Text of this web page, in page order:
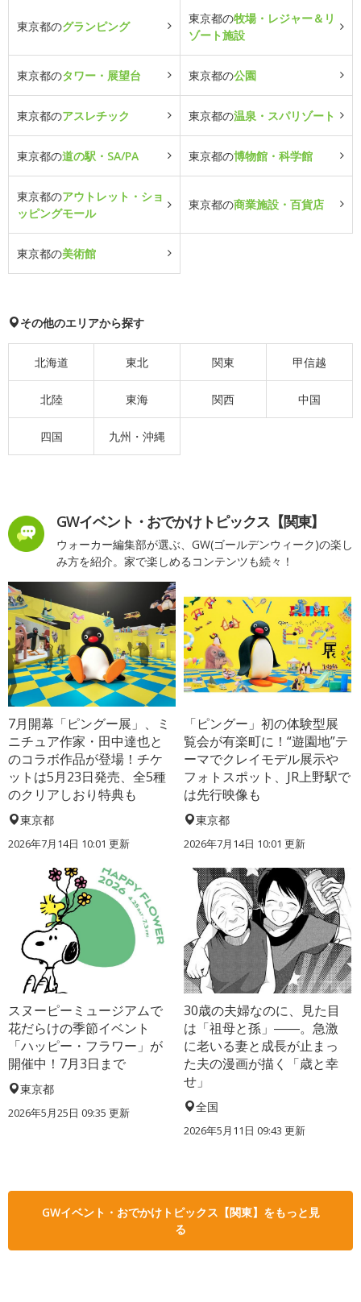
東京都のグランピング
東京都の牧場・レジャー＆リ
ゾート施設
東京都のタワー・展望台 東京都の公園
東京都のアスレチック 東京都の温泉・スパリゾート
東京都の道の駅・SA/PA 東京都の博物館・科学館
東京都のアウトレット・ショ
ッピングモール
東京都の商業施設・百貨店
東京都の美術館
その他のエリアから探す
北海道 東北 関東 甲信越
北陸 東海 関西 中国
四国 九州・沖縄
GWイベント・おでかけトピックス【関東】
ウォーカー編集部が選ぶ、GW(ゴールデンウィーク)の楽し
み方を紹介。家で楽しめるコンテンツも続々！
7月開幕「ピングー展」、ミ
ニチュア作家・田中達也と
のコラボ作品が登場！チケ
ットは5月23日発売、全5種
のクリアしおり特典も
東京都
2026年7月14日 10:01 更新
「ピングー」初の体験型展
覧会が有楽町に！“遊園地”テ
ーマでクレイモデル展示や
フォトスポット、JR上野駅で
は先行映像も
東京都
2026年7月14日 10:01 更新
スヌーピーミュージアムで
花だらけの季節イベント
「ハッピー・フラワー」が
開催中！7月3日まで
東京都
2026年5月25日 09:35 更新
30歳の夫婦なのに、見た目
は「祖母と孫」――。急激
に老いる妻と成長が止まっ
た夫の漫画が描く「歳と幸
せ」
全国
2026年5月11日 09:43 更新
GWイベント・おでかけトピックス【関東】をもっと見
る